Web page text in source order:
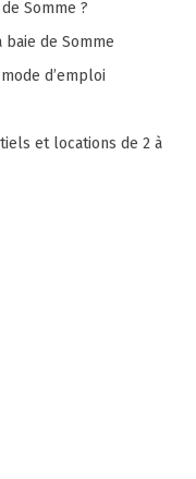
Somme ?
de Somme
d’emploi
et locations de 2 à